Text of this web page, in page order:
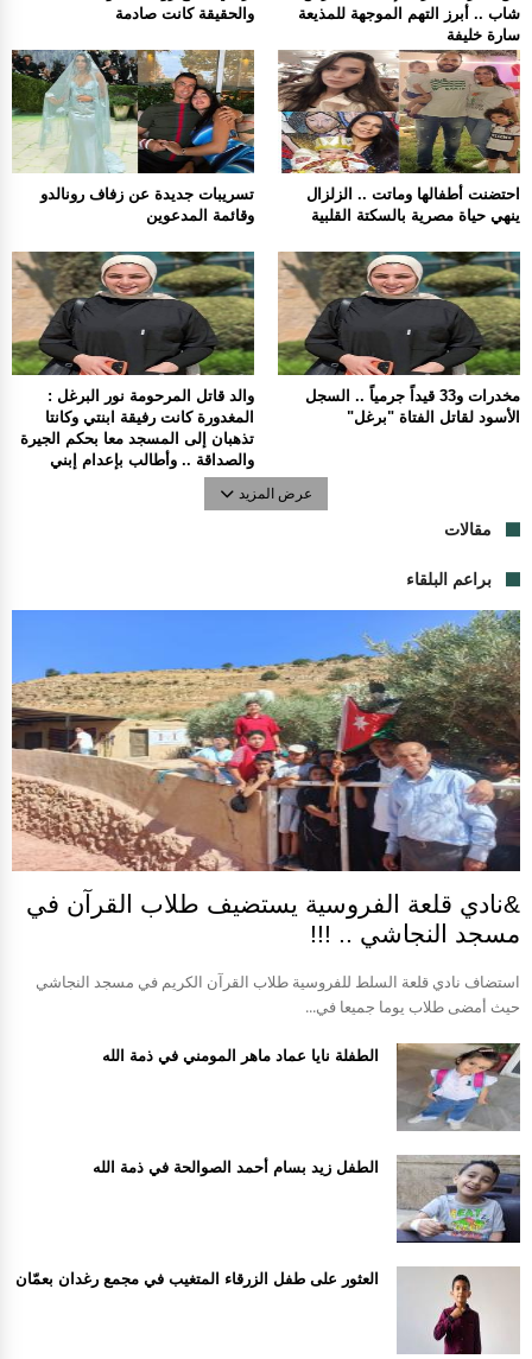
والحقيقة كانت صادمة
شاب .. أبرز التهم الموجهة للمذيعة
سارة خليفة
تسريبات جديدة عن زفاف رونالدو
وقائمة المدعوين
احتضنت أطفالها وماتت .. الزلزال
ينهي حياة مصرية بالسكتة القلبية
والد قاتل المرحومة نور البرغل :
المغدورة كانت رفيقة ابنتي وكانتا
تذهبان إلى المسجد معا بحكم الجيرة
والصداقة .. وأطالب بإعدام إبني
مخدرات و33 قيداً جرمياً .. السجل
الأسود لقاتل الفتاة "برغل"
عرض المزيد
مقالات
براعم البلقاء
&نادي قلعة الفروسية يستضيف طلاب القرآن في
مسجد النجاشي .. !!!
استضاف نادي قلعة السلط للفروسية طلاب القرآن الكريم في مسجد النجاشي
حيث أمضى طلاب يوما جميعا في...
الطفلة نايا عماد ماهر المومني في ذمة الله
الطفل زيد بسام أحمد الصوالحة في ذمة الله
العثور على طفل الزرقاء المتغيب في مجمع رغدان بعمّان